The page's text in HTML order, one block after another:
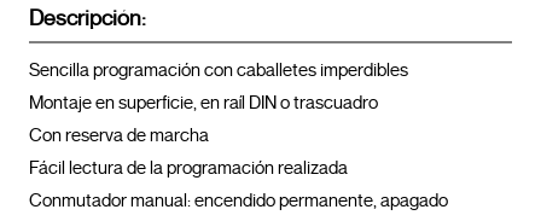
Descripción:
Sencilla programación con caballetes imperdibles
Montaje en superficie, en raíl DIN o trascuadro
Con reserva de marcha
Fácil lectura de la programación realizada
Conmutador manual: encendido permanente, apagado